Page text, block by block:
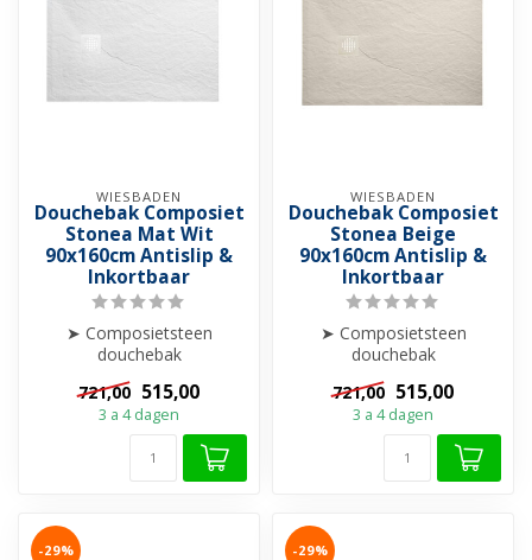
WIESBADEN
Douchebak Composiet
Stonea Mat Wit
90x160cm Antislip &
Inkortbaar
➤ Composietsteen
douchebak
➤ Anti-slip
➤ Krasvrij & Stootbestendig
➤ Inkortba...
721,00 515,00
3 a 4 dagen
WIESBADEN
Douchebak Composiet
Stonea Beige
90x160cm Antislip &
Inkortbaar
➤ Composietsteen
douchebak
➤ Anti-slip
➤ Krasvrij & Stootbestendig
➤ Inkortba...
721,00 515,00
3 a 4 dagen
-29% -29%